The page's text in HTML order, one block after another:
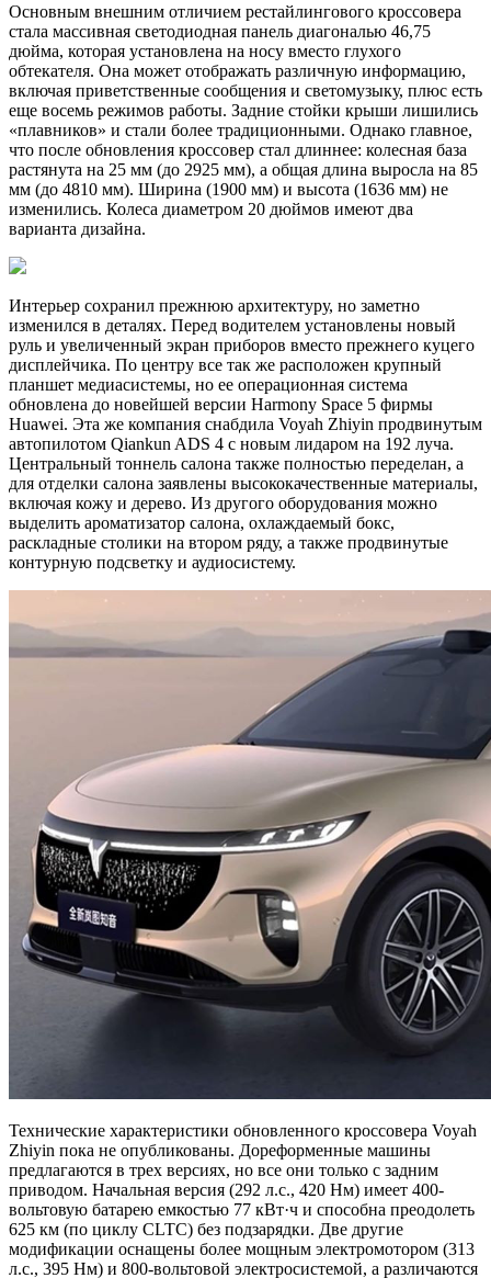
Основным внешним отличием рестайлингового кроссовера
стала массивная светодиодная панель диагональю 46,75
дюйма, которая установлена на носу вместо глухого
обтекателя. Она может отображать различную информацию,
включая приветственные сообщения и светомузыку, плюс есть
еще восемь режимов работы. Задние стойки крыши лишились
«плавников» и стали более традиционными. Однако главное,
что после обновления кроссовер стал длиннее: колесная база
растянута на 25 мм (до 2925 мм), а общая длина выросла на 85
мм (до 4810 мм). Ширина (1900 мм) и высота (1636 мм) не
изменились. Колеса диаметром 20 дюймов имеют два
варианта дизайна.
Интерьер сохранил прежнюю архитектуру, но заметно
изменился в деталях. Перед водителем установлены новый
руль и увеличенный экран приборов вместо прежнего куцего
дисплейчика. По центру все так же расположен крупный
планшет медиасистемы, но ее операционная система
обновлена до новейшей версии Harmony Space 5 фирмы
Huawei. Эта же компания снабдила Voyah Zhiyin продвинутым
автопилотом Qiankun ADS 4 с новым лидаром на 192 луча.
Центральный тоннель салона также полностью переделан, а
для отделки салона заявлены высококачественные материалы,
включая кожу и дерево. Из другого оборудования можно
выделить ароматизатор салона, охлаждаемый бокс,
раскладные столики на втором ряду, а также продвинутые
контурную подсветку и аудиосистему.
Технические характеристики обновленного кроссовера Voyah
Zhiyin пока не опубликованы. Дореформенные машины
предлагаются в трех версиях, но все они только с задним
приводом. Начальная версия (292 л.с., 420 Нм) имеет 400-
вольтовую батарею емкостью 77 кВт·ч и способна преодолеть
625 км (по циклу CLTC) без подзарядки. Две другие
модификации оснащены более мощным электромотором (313
л.с., 395 Нм) и 800-вольтовой электросистемой, а различаются